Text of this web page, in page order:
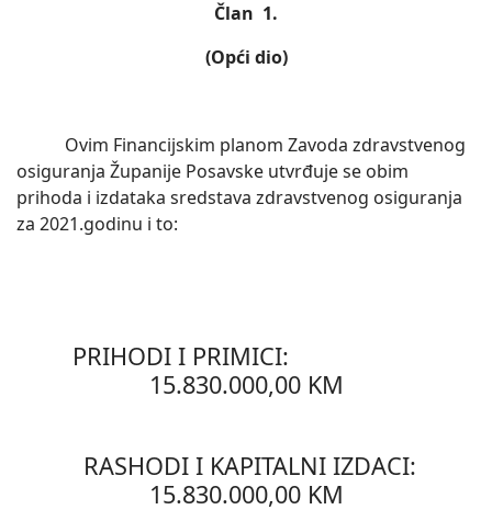
Član 1.
(Opći dio)
Ovim Financijskim planom Zavoda zdravstvenog
osiguranja Županije Posavske utvrđuje se obim
prihoda i izdataka sredstava zdravstvenog osiguranja
za 2021.godinu i to:
PRIHODI I PRIMICI:
15.830.000,00 KM
RASHODI I KAPITALNI IZDACI:
15.830.000,00 KM